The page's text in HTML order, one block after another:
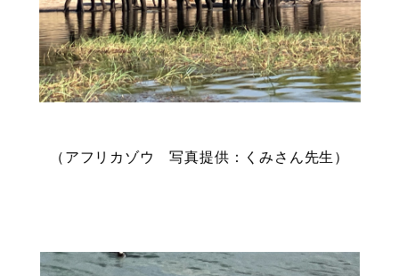
（アフリカゾウ 写真提供：くみさん先生）